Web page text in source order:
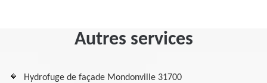
Autres services
Hydrofuge de façade Mondonville 31700